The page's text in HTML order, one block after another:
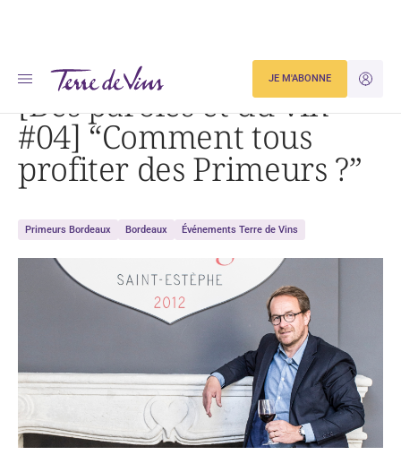
JE
JE M'ABONNE
Accueil [Des paroles et du vin #04] « Comment tous profiter des Primeurs ? »
[Des paroles et du vin
#04] “Comment tous
profiter des Primeurs ?”
Primeurs Bordeaux Bordeaux Événements Terre de Vins